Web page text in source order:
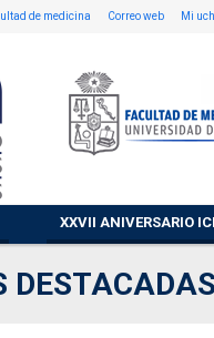
de medicina Correo web Mi
XXVII ANIVERSARIO
DESTACADAS